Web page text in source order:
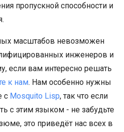
пропускной способности и
масштабов невозможен
инженеров и
если вам интересно решать
к нам. Нам особенно нужны
с Mosquito Lisp, так что если
с этим языком - не забудьте
это приведёт нас всех в